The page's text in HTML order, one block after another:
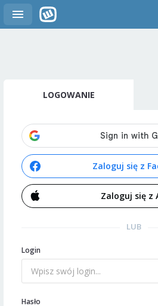
LOGOWANIE
Zaloguj się z
Zaloguj się z
LUB
Login
Hasło